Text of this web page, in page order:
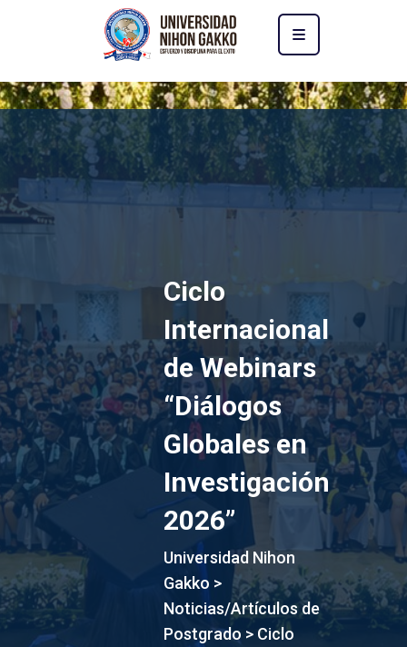
Ciclo
Internacional
de Webinars
“Diálogos
Globales en
Investigación
2026”
Universidad Nihon
Gakko >
Noticias/Artículos de
Postgrado > Ciclo